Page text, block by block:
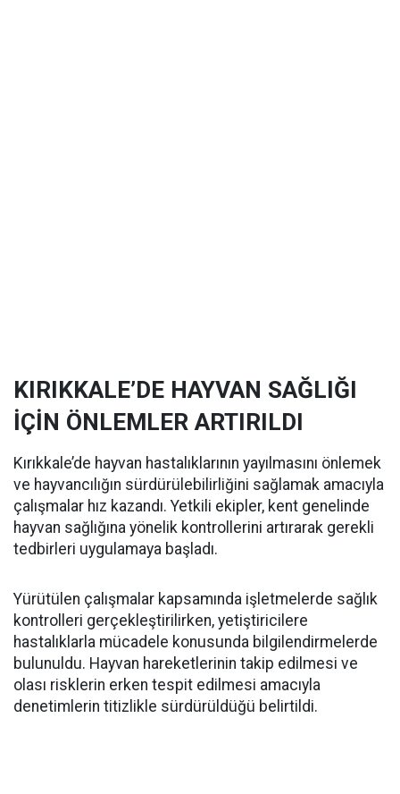
KIRIKKALE’DE HAYVAN SAĞLIĞI
İÇİN ÖNLEMLER ARTIRILDI
Kırıkkale’de hayvan hastalıklarının yayılmasını önlemek
ve hayvancılığın sürdürülebilirliğini sağlamak amacıyla
çalışmalar hız kazandı. Yetkili ekipler, kent genelinde
hayvan sağlığına yönelik kontrollerini artırarak gerekli
tedbirleri uygulamaya başladı.
Yürütülen çalışmalar kapsamında işletmelerde sağlık
kontrolleri gerçekleştirilirken, yetiştiricilere
hastalıklarla mücadele konusunda bilgilendirmelerde
bulunuldu. Hayvan hareketlerinin takip edilmesi ve
olası risklerin erken tespit edilmesi amacıyla
denetimlerin titizlikle sürdürüldüğü belirtildi.